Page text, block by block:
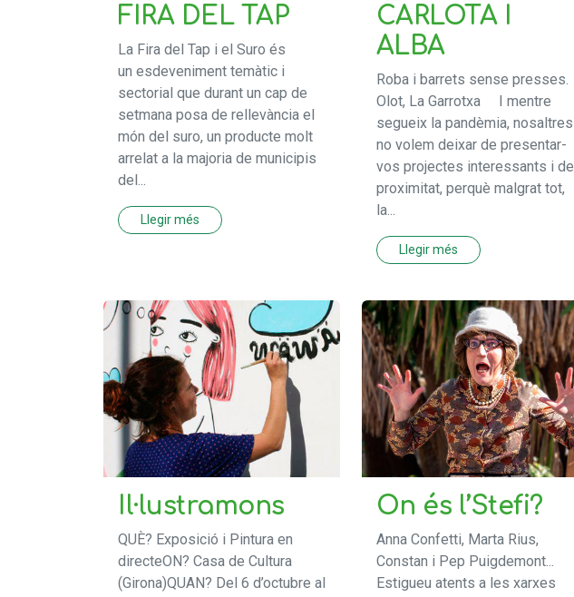
FIRA DEL TAP
La Fira del Tap i el Suro és
un esdeveniment temàtic i
sectorial que durant un cap de
setmana posa de rellevància el
món del suro, un producte molt
arrelat a la majoria de municipis
del...
Llegir més
CARLOTA I
ALBA
Roba i barrets sense presses.
Olot, La Garrotxa I mentre
segueix la pandèmia, nosaltres
no volem deixar de presentar-
vos projectes interessants i de
proximitat, perquè malgrat tot,
la...
Llegir més
Il·lustramons
QUÈ? Exposició i Pintura en
directeON? Casa de Cultura
(Girona)QUAN? Del 6 d’octubre al
On és l’Stefi?
Anna Confetti, Marta Rius,
Constan i Pep Puigdemont...
Estigueu atents a les xarxes